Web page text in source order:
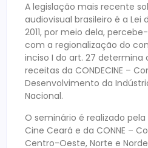
A legislação mais recente
audiovisual brasileiro é a Lei
2011, por meio dela,
com a regionalização do
inciso I do art. 27 determina
receitas da CONDECINE –
Desenvolvimento da
Nacional.
O seminário é realizado
Cine Ceará e da CONNE –
Centro-Oeste, Norte e